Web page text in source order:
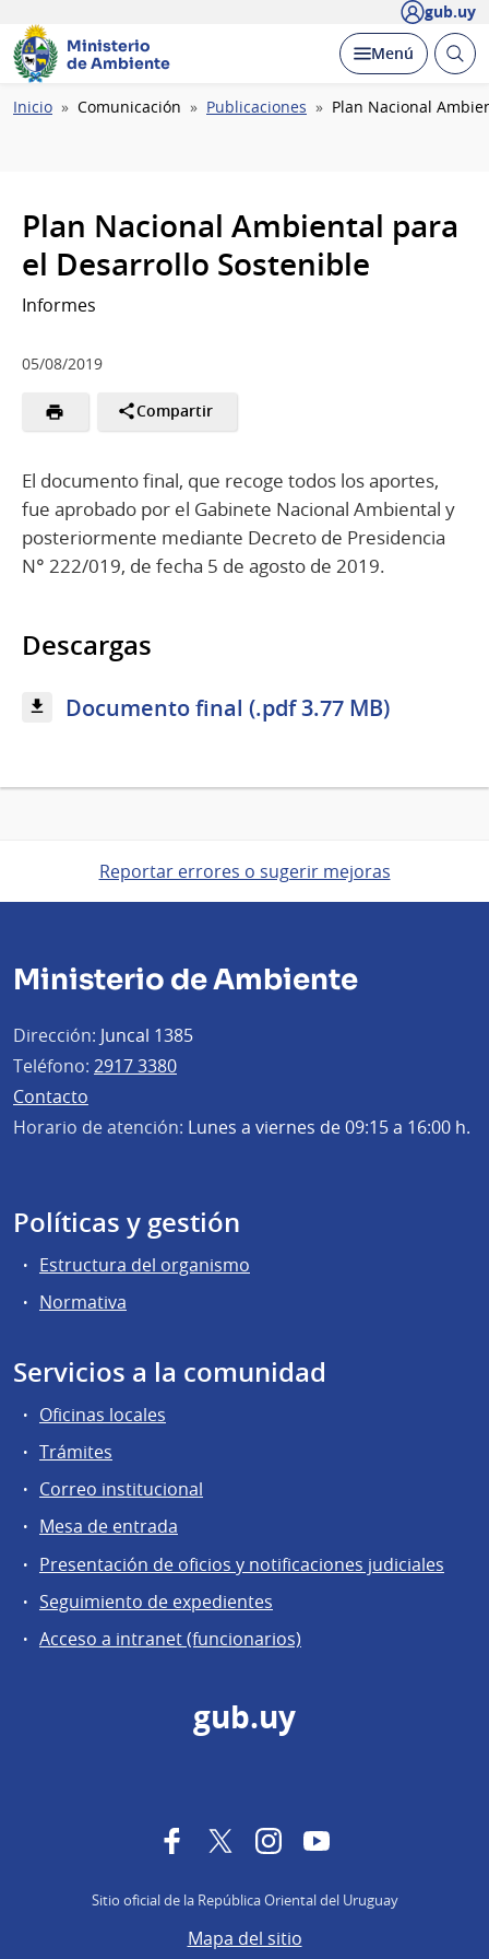
gub.uy
Ministerio
de Ambiente
Desplegar
Menú Abrir
Ruta
Inicio Comunicación Publicaciones Plan Nacional
Plan Nacional Ambiental para
el Desarrollo Sostenible
Informes
05/08/2019
Compartir
El documento final, que recoge todos los aportes,
fue aprobado por el Gabinete Nacional Ambiental y
posteriormente mediante Decreto de Presidencia
N° 222/019, de fecha 5 de agosto de 2019.
Descargas
Documento final (.pdf 3.77 MB)
Reportar errores o sugerir mejoras
Ministerio de Ambiente
Dirección: Juncal 1385
Teléfono: 2917 3380
Contacto
Horario de atención: Lunes a viernes de 09:15 a 16:00 h.
Políticas y gestión
Estructura del organismo
Normativa
Servicios a la comunidad
Oficinas locales
Trámites
Correo institucional
Mesa de entrada
Presentación de oficios y notificaciones judiciales
Seguimiento de expedientes
Acceso a intranet (funcionarios)
gub.uy
FacebookTwitterInstagramYouTube
Sitio oficial de la República Oriental del Uruguay
Mapa del sitio